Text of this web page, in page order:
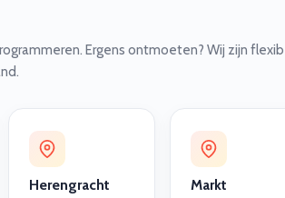
Ergens ontmoeten? Wij zijn
Herengracht Markt